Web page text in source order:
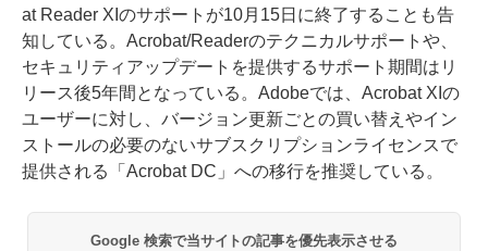
at Reader XIのサポートが10月15日に終了することも告
知している。Acrobat/Readerのテクニカルサポートや、
セキュリティアップデートを提供するサポート期間はリ
リース後5年間となっている。Adobeでは、Acrobat XIの
ユーザーに対し、バージョン更新ごとの買い替えやイン
ストールの必要のないサブスクリプションライセンスで
提供される「Acrobat DC」への移行を推奨している。
Google 検索で当サイトの記事を優先表示させる